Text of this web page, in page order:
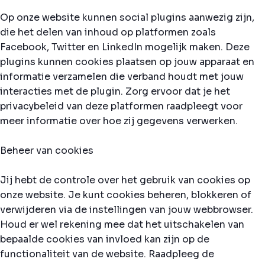
Op onze website kunnen social plugins aanwezig zijn,
die het delen van inhoud op platformen zoals
Facebook, Twitter en LinkedIn mogelijk maken. Deze
plugins kunnen cookies plaatsen op jouw apparaat en
informatie verzamelen die verband houdt met jouw
interacties met de plugin. Zorg ervoor dat je het
privacybeleid van deze platformen raadpleegt voor
meer informatie over hoe zij gegevens verwerken.
Beheer van cookies
Jij hebt de controle over het gebruik van cookies op
onze website. Je kunt cookies beheren, blokkeren of
verwijderen via de instellingen van jouw webbrowser.
Houd er wel rekening mee dat het uitschakelen van
bepaalde cookies van invloed kan zijn op de
functionaliteit van de website. Raadpleeg de